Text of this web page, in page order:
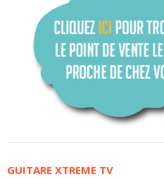
GUITARE XTREME TV